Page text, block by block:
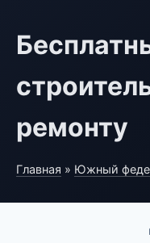
ремонту
Главная » Южный